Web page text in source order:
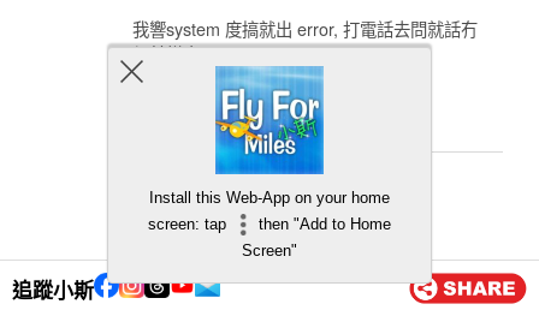
追蹤小斯
我響system 度搞就出 error, 打電話去問就話冇
得甘樣出.
我再試下system. thanks your reply.
小斯
24 7 月, 2014
ok!! u try try ^^
回覆
Install this Web-App on your home
screen: tap
then "Add to Home
Screen"